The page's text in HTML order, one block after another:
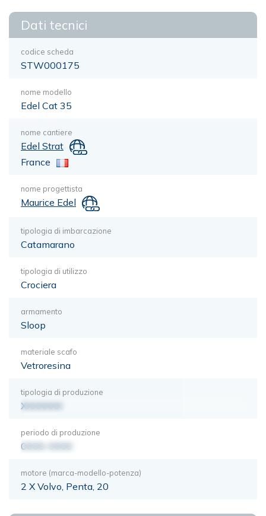
Dati tecnici
codice scheda
STW000175
nome modello
Edel Cat 35
nome cantiere
Edel Strat
France
nome progettista
Maurice Edel
tipologia di imbarcazione
Catamarano
tipologia di utilizzo
Crociera
armamento
Sloop
materiale scafo
Vetroresina
tipologia di produzione
XXXXXXX
periodo di produzione
0000-0000
motore (marca-modello-potenza)
2 X Volvo, Penta, 20